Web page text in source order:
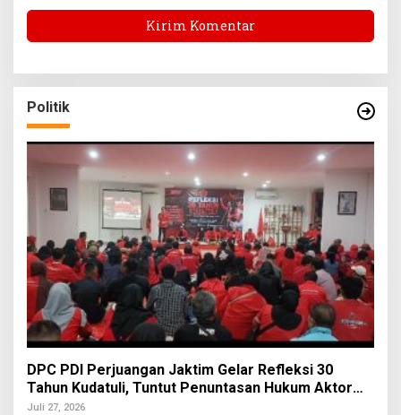
Politik
DPC PDI Perjuangan Jaktim Gelar Refleksi 30
Tahun Kudatuli, Tuntut Penuntasan Hukum Aktor
Intelektual
Juli 27, 2026